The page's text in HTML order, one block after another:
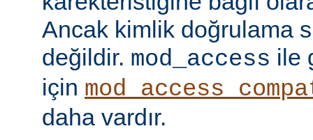
Ancak kimlik doğrulama
değildir. mod_access ile
için
daha vardır.